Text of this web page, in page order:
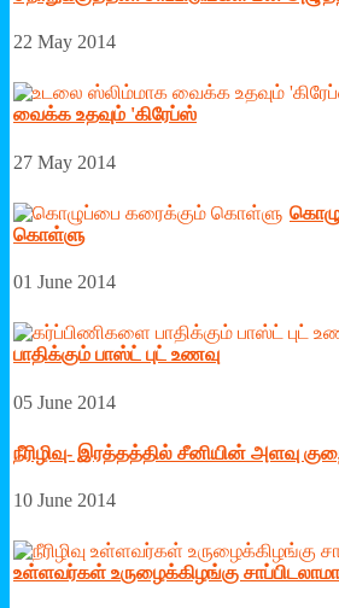
22 May 2014
வைக்க உதவும் 'கிரேப்ஸ்
27 May 2014
கொள்ளு
01 June 2014
பாதிக்கும் பாஸ்ட் புட் உணவு
05 June 2014
நீரிழிவு- இரத்தத்தில் சீனியின் அளவு
10 June 2014
உள்ளவர்கள் உருழைக்கிழங்கு